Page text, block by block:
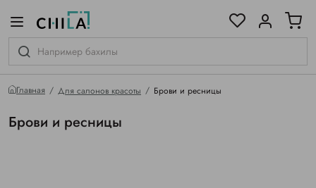
Главная Для салонов красоты Брови и ресницы
Брови и ресницы
гамме